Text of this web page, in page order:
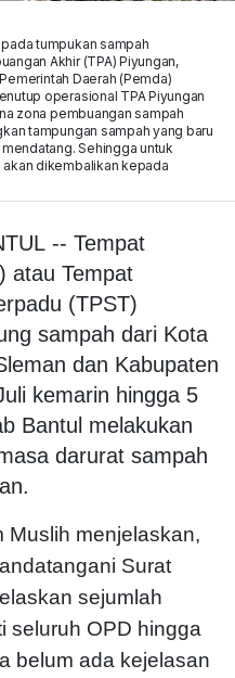
tumpukan sampah
Akhir (TPA) Piyungan,
Daerah (Pemda)
operasional TPA Piyungan
zona pembuangan sampah
tampungan sampah yang baru
Sehingga untuk
dikembalikan kepada
-- Tempat
atau Tempat
(TPST)
sampah dari Kota
dan Kabupaten
kemarin hingga 5
Bantul melakukan
darurat sampah
Muslih menjelaskan,
Surat
sejumlah
seluruh OPD hingga
belum ada kejelasan